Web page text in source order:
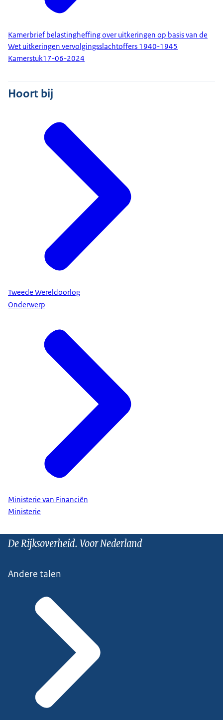
Kamerbrief belastingheffing over uitkeringen op basis van de
Wet uitkeringen vervolgingsslachtoffers 1940-1945
Kamerstuk17-06-2024
Hoort bij
Tweede Wereldoorlog
Onderwerp
Ministerie van Financiën
Ministerie
De Rijksoverheid. Voor Nederland
Andere talen